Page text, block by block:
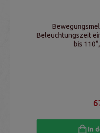
Beleuchtungszeit
bis
In